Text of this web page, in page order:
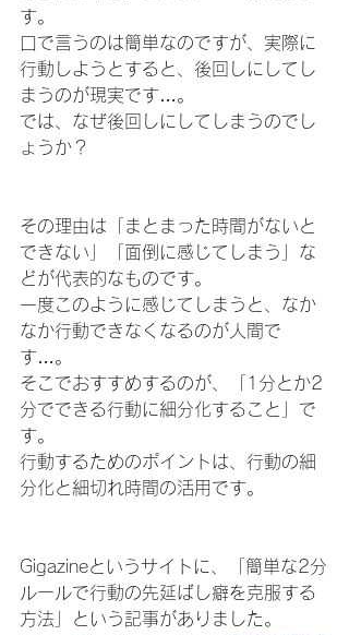
す。
口で言うのは簡単なのですが、実際に
行動しようとすると、後回しにしてし
まうのが現実です…。
では、なぜ後回しにしてしまうのでし
ょうか？
その理由は「まとまった時間がないと
できない」「面倒に感じてしまう」な
どが代表的なものです。
一度このように感じてしまうと、なか
なか行動できなくなるのが人間で
す…。
そこでおすすめするのが、「1分とか2
分でできる行動に細分化すること」で
す。
行動するためのポイントは、行動の細
分化と細切れ時間の活用です。
Gigazineというサイトに、「簡単な2分
ルールで行動の先延ばし癖を克服する
方法」という記事がありました。